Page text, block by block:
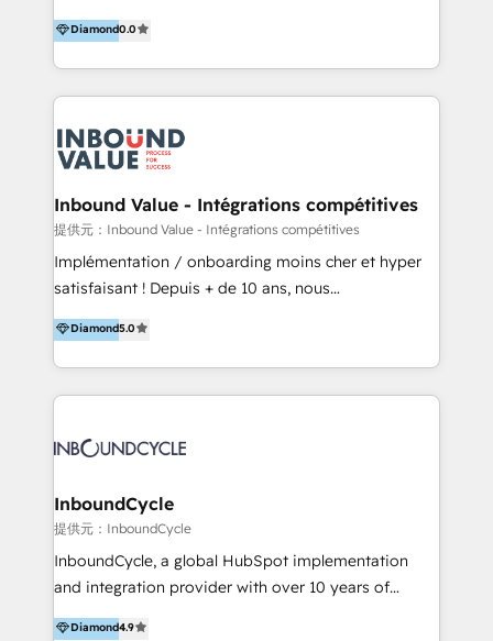
ーコードテーマテンプレートを独自開発。 企業のさま
ざまな課題やニーズに対して「戦略、設計・デザイン、
『最適なハブ』になります。 ーーーーーーーーーーー
ーーーーーーーーーーーーーーーーーーー 【プロジェ
90分程度） -現状課題の抽出、現実的な目標の確認 -要
件整理、必要十分なHubSpot製品の組合せのご提案 -お
見積り提示・ご承認、スケジュール決定、プロジェクト
キックオフ -マーケティング戦略策定（KGI）、ウェブ
戦略・戦術の設計（KPI） -全体導線遷移設計、ビジュ
プレート構築（CMS Hub） -顧客ライフサイクルステ
義・構築（Marketing Hub） -営業パイプラインの定
（Salesforce,SanSan,freeeなどとのデータ連携） -テ
スト公開・ブラウザチェック -本番公開、操作レクチャ
ー・マニュアル作成 -運用支援開始 ーーーーーーーーー
ーーーーーーーーーーーーーーーーーーーーー まずは
ハブワンにお気軽にご相談ください。
化し、WEB制作や広告運用などのオンライン施策か
ら、インサイドセールスや展示会などのオフライン施策
まで支援しています。 「経験豊富な”専門家集団”によ
るプロジェクト参加型の支援」で、戦略・企画などのコ
BPO・実務まで幅広いご支援が可能です。 また、2022
年に国内初のBtoB営業DXに関する書籍『業務効率化か
らはじめるBtoB営業DX BtoB営業もここまでデジタル
化できる! 」を出版いたしました。 HubSpotの導入／
活用支援以外にも、下記のようなサービスを提供してい
ます。 - ABMターゲット定義 / リスト作成 - カスタマ
着 - WEB / LP / BtoB-EC制作 - WEB広告(Google/FB
他)運用 - 記事コンテンツ / 動画制作 - インサイドセー
織構築
Diamond0.0
Inbound Value - Intégrations compétitives
提供元：Inbound Value - Intégrations compétitives
Implémentation / onboarding moins cher et hyper
satisfaisant ! Depuis + de 10 ans, nous
accompagnons des entreprises dans
l’automatisation de leur croissance digitale via
HubSpot avec une approche compétitive. Nous
aidons nos clients à générer plus de RDV en
sommes une agence d’Inbound marketing et sales à
Diamond5.0
InboundCycle
提供元：InboundCycle
InboundCycle, a global HubSpot implementation
and integration provider with over 10 years of
experience, serves businesses in diverse industries.
Diamond4.9